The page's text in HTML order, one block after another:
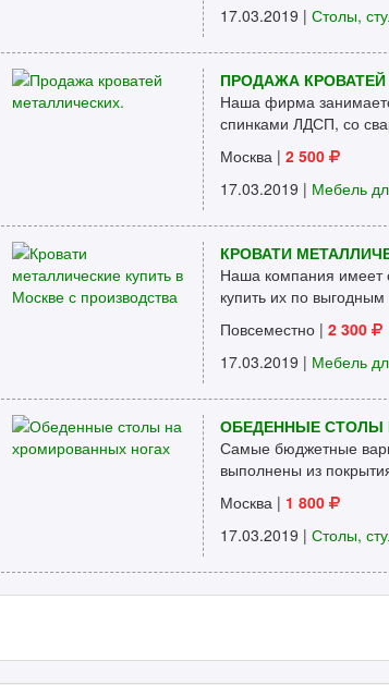
17.03.2019 | Столы,
ПРОДАЖА
Наша фирма
спинками ЛДСП, со
Москва | 2 500
17.03.2019 | Мебель
КРОВАТИ
Наша компания имеет
купить их по
Повсеместно | 2 300
17.03.2019 | Мебель
ОБЕДЕННЫЕ СТОЛЫ
Самые бюджетные
выполнены из
Москва | 1 800
17.03.2019 | Столы,